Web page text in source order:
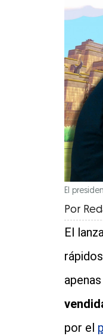
El
Por
El
por el